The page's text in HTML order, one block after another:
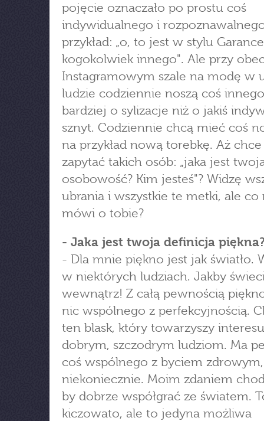
pojęcie oznaczało po prostu coś
indywidualnego i
przykład: „o, to jest w stylu
kogokolwiek innego". Ale przy
Instagramowym szale na modę w
ludzie codziennie noszą coś
bardziej o sylizacje niż o jakiś
sznyt. Codziennie chcą mieć coś
na przykład nową torebkę. Aż chce
zapytać takich osób: „jaka jest
osobowość? Kim jesteś"? Widzę
ubrania i wszystkie te metki, ale co
mówi o tobie?
- Jaka jest twoja definicja
- Dla mnie piękno jest jak światło.
w niektórych ludziach. Jakby
wewnątrz! Z całą pewnością
nic wspólnego z perfekcyjnością.
ten blask, który towarzyszy
dobrym, szczodrym ludziom. Ma
coś wspólnego z byciem
niekoniecznie. Moim zdaniem
by dobrze współgrać ze światem.
kiczowato, ale to jedyna możliwa